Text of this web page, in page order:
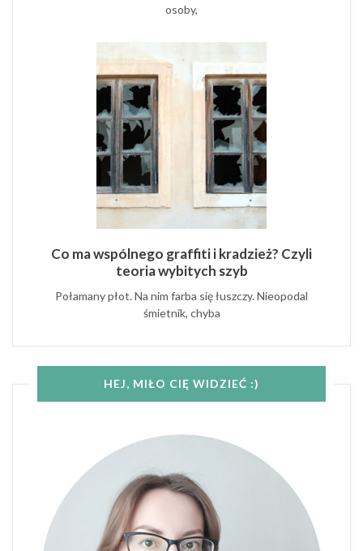
osoby,
Co ma wspólnego graffiti i kradzież? Czyli
teoria wybitych szyb
Połamany płot. Na nim farba się łuszczy. Nieopodal
śmietnik, chyba
HEJ, MIŁO CIĘ WIDZIEĆ :)